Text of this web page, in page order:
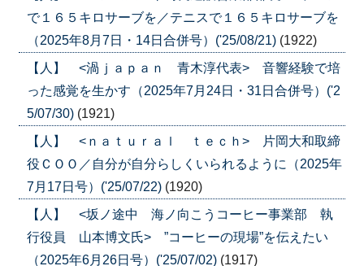
で１６５キロサーブを／テニスで１６５キロサーブを
（2025年8月7日・14日合併号）('25/08/21) (1922)
【人】 <渦ｊａｐａｎ 青木淳代表> 音響経験で培
った感覚を生かす（2025年7月24日・31日合併号）('2
5/07/30) (1921)
【人】 <ｎａｔｕｒａｌ ｔｅｃｈ> 片岡大和取締
役ＣＯＯ／自分が自分らしくいられるように（2025年
7月17日号）('25/07/22) (1920)
【人】 <坂ノ途中 海ノ向こうコーヒー事業部 執
行役員 山本博文氏> ”コーヒーの現場”を伝えたい
（2025年6月26日号）('25/07/02) (1917)